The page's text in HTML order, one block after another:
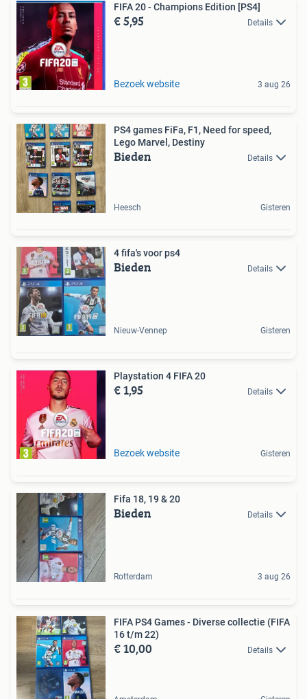
FIFA 20 - Champions Edition [PS4]
€ 5,95 Details
Bezoek website 3 aug 26
PS4 games FiFa, F1, Need for speed,
Lego Marvel, Destiny
Bieden Details
Heesch Gisteren
4 fifa's voor ps4
Bieden Details
Nieuw-Vennep Gisteren
Playstation 4 FIFA 20
€ 1,95 Details
Bezoek website Gisteren
Fifa 18, 19 & 20
Bieden Details
Rotterdam 3 aug 26
FIFA PS4 Games - Diverse collectie (FIFA
16 t/m 22)
€ 10,00 Details